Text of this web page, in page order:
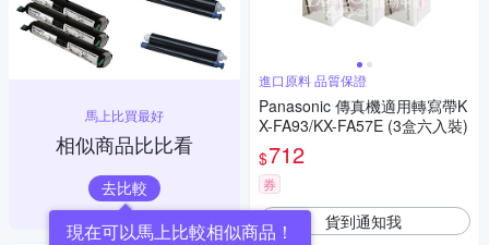
馬上比買最好
相似商品比比看
去比較
現在可以馬上比較相似商品！
進口原料 品質保證
Panasonic 傳真機適用轉寫帶K
X-FA93/KX-FA57E (3盒六入裝)
$712
券
貨到通知我